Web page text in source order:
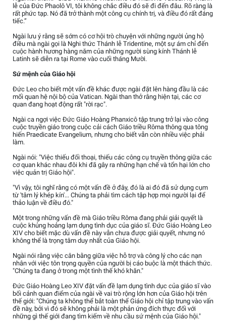
lễ của Đức Phaolô VI, tôi không chắc điều đó sẽ đi đến đâu. Rõ ràng là
rất phức tạp. Nó đã trở thành một công cụ chính trị, và điều đó rất đáng
tiếc.”
Ngài lưu ý rằng sẽ sớm có cơ hội trò chuyện với những người ủng hộ
điều mà ngài gọi là Nghi thức Thánh lễ Tridentine, một sự ám chỉ đến
cuộc hành hương hàng năm của những người sùng kính Thánh lễ
Latinh sẽ diễn ra tại Rome vào cuối tháng Mười.
Sứ mệnh của Giáo hội
Đức Leo cho biết một vấn đề khác được ngài đặt lên hàng đầu là các
mối quan hệ nội bộ của Vatican. Ngài than thở rằng hiện tại, các cơ
quan đang hoạt động rất "rời rạc".
Ngài ca ngợi việc Đức Giáo Hoàng Phanxicô tập trung trở lại vào công
cuộc truyền giáo trong cuộc cải cách Giáo triều Rôma thông qua tông
hiến Praedicate Evangelium, nhưng cho biết vẫn còn nhiều việc phải
làm.
Ngài nói: "Việc thiếu đối thoại, thiếu các công cụ truyền thông giữa các
cơ quan khác nhau đôi khi đã gây ra những hạn chế và tổn hại lớn cho
việc quản trị Giáo hội".
"Vì vậy, tôi nghĩ rằng có một vấn đề ở đây, đó là ai đó đã sử dụng cụm
từ 'tâm lý khép kín'... Chúng ta phải tìm cách tập hợp mọi người lại để
thảo luận về điều đó."
Một trong những vấn đề mà Giáo triều Rôma đang phải giải quyết là
cuộc khủng hoảng lạm dụng tình dục của giáo sĩ. Đức Giáo Hoàng Leo
XIV cho biết mặc dù vấn đề này vẫn chưa được giải quyết, nhưng nó
không thể là trọng tâm duy nhất của Giáo hội.
Ngài nói rằng việc cân bằng giữa việc hỗ trợ và công lý cho các nạn
nhân với việc tôn trọng quyền của người bị cáo buộc là một thách thức.
"Chúng ta đang ở trong một tình thế khó khăn."
Đức Giáo Hoàng Leo XIV đặt vấn đề lạm dụng tình dục của giáo sĩ vào
bối cảnh quan điểm của ngài về vai trò rộng lớn hơn của Giáo hội trên
thế giới: "Chúng ta không thể bắt toàn thể Giáo hội chỉ tập trung vào vấn
đề này, bởi vì đó sẽ không phải là một phản ứng đích thực đối với
những gì thế giới đang tìm kiếm về nhu cầu sứ mệnh của Giáo hội."